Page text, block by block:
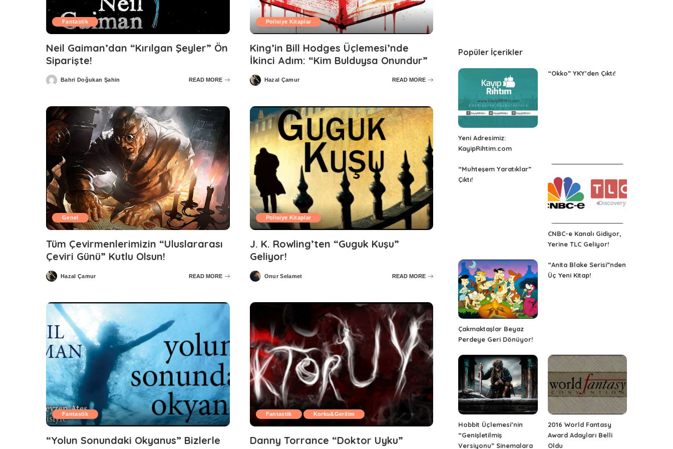
Fantastik
Neil Gaiman’dan “Kırılgan Şeyler” Ön
Siparişte!
PostedBahri Doğukan Şahin READ MORE
Polisiye Kitaplar
King’in Bill Hodges Üçlemesi’nde
İkinci Adım: “Kim Bulduysa Onundur”
Posted
by
Hazal Çamur READ MORE
Genel
Tüm Çevirmenlerimizin “Uluslararası
Çeviri Günü” Kutlu Olsun!
Posted
by
Hazal Çamur READ MORE
Polisiye Kitaplar
J. K. Rowling’ten “Guguk Kuşu”
Geliyor!
Posted
by
Onur Selamet READ MORE
Fantastik
“Yolun Sonundaki Okyanus” Bizlerle
Fantastik Korku&Gerilim
Danny Torrance “Doktor Uyku”
Popüler İçerikler
Yeni Adresimiz:
KayipRihtim.com
“Okko” YKY’den Çıktı!
“Muhteşem Yaratıklar”
Çıktı!
CNBC-e Kanalı Gidiyor,
Yerine TLC Geliyor!
Çakmaktaşlar Beyaz
Perdeye Geri Dönüyor!
“Anita Blake Serisi”nden
Üç Yeni Kitap!
Hobbit Üçlemesi’nin
“Genişletilmiş
Versiyonu” Sinemalara
2016 World Fantasy
Award Adayları Belli
Oldu